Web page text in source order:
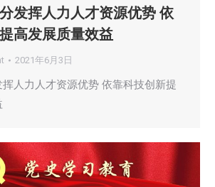
发挥人力人才资源优势 依
高发展质量效益
2021年6月3日
人力人才资源优势 依靠科技创新提